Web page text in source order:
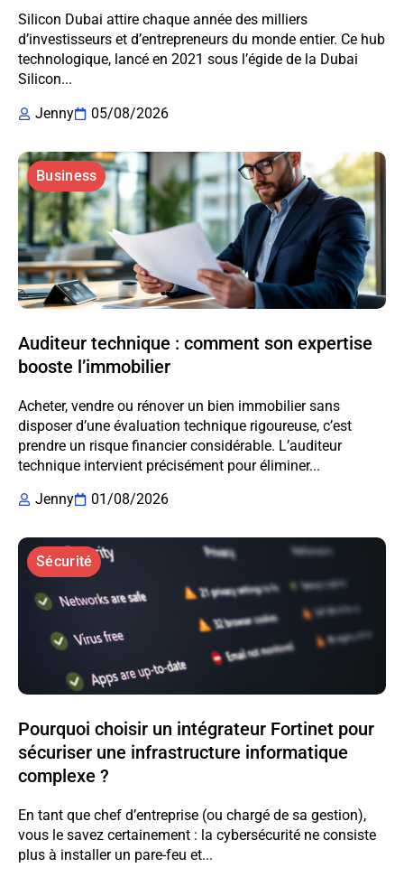
Silicon Dubai attire chaque année des milliers
d’investisseurs et d’entrepreneurs du monde entier. Ce hub
technologique, lancé en 2021 sous l’égide de la Dubai
Silicon...
Jenny
05/08/2026
Business
Auditeur technique : comment son expertise
booste l’immobilier
Acheter, vendre ou rénover un bien immobilier sans
disposer d’une évaluation technique rigoureuse, c’est
prendre un risque financier considérable. L’auditeur
technique intervient précisément pour éliminer...
Jenny
01/08/2026
Sécurité
Pourquoi choisir un intégrateur Fortinet pour
sécuriser une infrastructure informatique
complexe ?
En tant que chef d’entreprise (ou chargé de sa gestion),
vous le savez certainement : la cybersécurité ne consiste
plus à installer un pare-feu et...